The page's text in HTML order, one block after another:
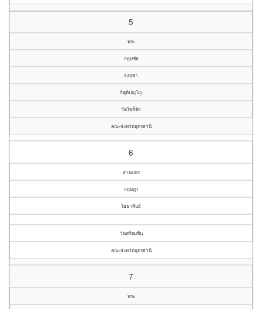
5
พระ
กฤษชัย
จงฤชา
กิตฺติปญฺโญ
วัดโพธิ์ชัย
คณะจังหวัดอุดรธานี
6
สามเณร
กฤษฎา
โยธาพันธ์
วัดศรีชมชื่น
คณะจังหวัดอุดรธานี
7
พระ